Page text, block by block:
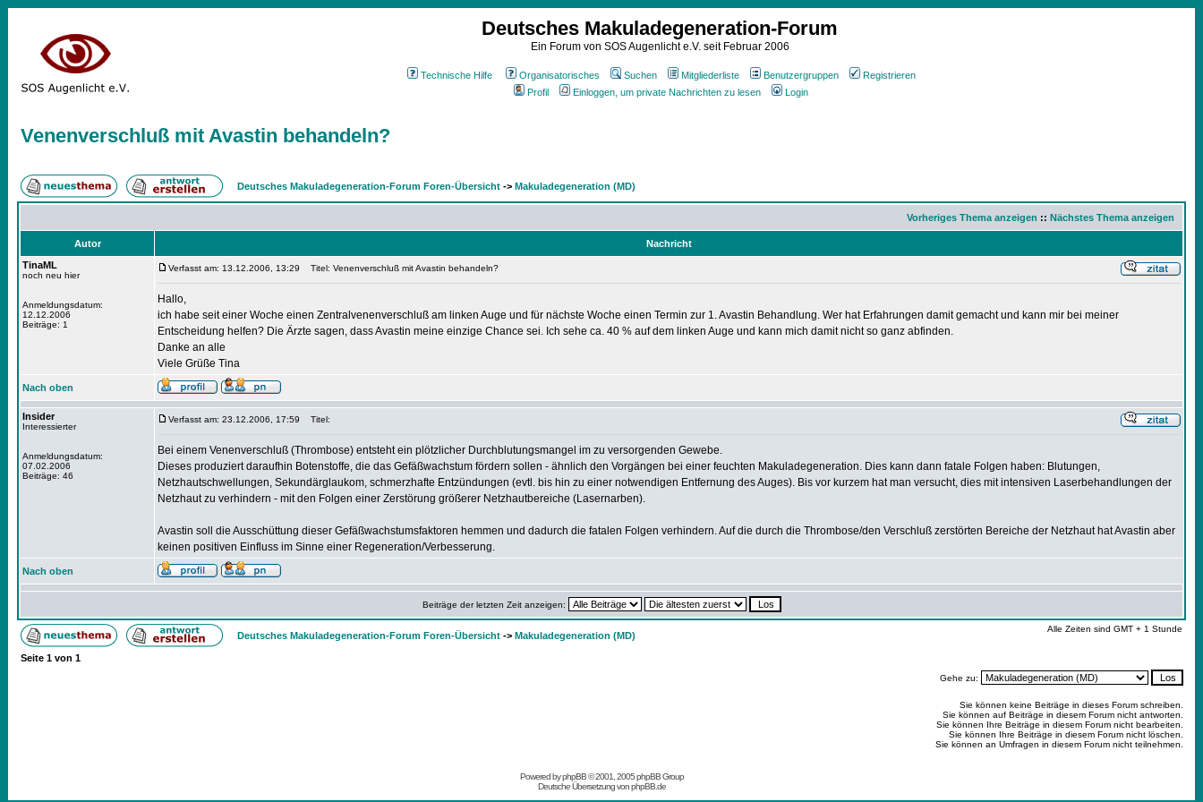
Deutsches Makuladegeneration-Forum
Ein Forum von SOS Augenlicht e.V. seit Februar 2006
Technische Hilfe Organisatorisches Suchen Mitgliederliste Benutzergruppen
Registrieren
Profil
Einloggen, um private Nachrichten zu lesen Login
Venenverschluß mit Avastin behandeln?
Deutsches Makuladegeneration-Forum Foren-Übersicht -> Makuladegeneration (MD)
Vorheriges Thema anzeigen :: Nächstes Thema anzeigen
Autor
Nachricht
TinaML
noch neu hier
Anmeldungsdatum:
12.12.2006
Beiträge: 1
Verfasst am: 13.12.2006, 13:29 Titel: Venenverschluß mit Avastin behandeln?
Hallo,
ich habe seit einer Woche einen Zentralvenenverschluß am linken Auge und für nächste Woche einen Termin zur 1. Avastin Behandlung. Wer hat Erfahrungen damit gemacht und kann mir bei meiner
Entscheidung helfen? Die Ärzte sagen, dass Avastin meine einzige Chance sei. Ich sehe ca. 40 % auf dem linken Auge und kann mich damit nicht so ganz abfinden.
Danke an alle
Viele Grüße Tina
Nach oben
Insider
Interessierter
Anmeldungsdatum:
07.02.2006
Beiträge: 46
Verfasst am: 23.12.2006, 17:59 Titel:
Bei einem Venenverschluß (Thrombose) entsteht ein plötzlicher Durchblutungsmangel im zu versorgenden Gewebe.
Dieses produziert daraufhin Botenstoffe, die das Gefäßwachstum fördern sollen - ähnlich den Vorgängen bei einer feuchten Makuladegeneration. Dies kann dann fatale Folgen haben: Blutungen,
Netzhautschwellungen, Sekundärglaukom, schmerzhafte Entzündungen (evtl. bis hin zu einer notwendigen Entfernung des Auges). Bis vor kurzem hat man versucht, dies mit intensiven Laserbehandlungen der
Netzhaut zu verhindern - mit den Folgen einer Zerstörung größerer Netzhautbereiche (Lasernarben).
Avastin soll die Ausschüttung dieser Gefäßwachstumsfaktoren hemmen und dadurch die fatalen Folgen verhindern. Auf die durch die Thrombose/den Verschluß zerstörten Bereiche der Netzhaut hat Avastin aber
keinen positiven Einfluss im Sinne einer Regeneration/Verbesserung.
Nach oben
Beiträge der letzten Zeit anzeigen:
Deutsches Makuladegeneration-Forum Foren-Übersicht -> Makuladegeneration (MD)
Alle Zeiten sind GMT + 1 Stunde
Seite 1 von 1
Gehe zu:
Sie können keine Beiträge in dieses Forum schreiben.
Sie können auf Beiträge in diesem Forum nicht antworten.
Sie können Ihre Beiträge in diesem Forum nicht bearbeiten.
Sie können Ihre Beiträge in diesem Forum nicht löschen.
Sie können an Umfragen in diesem Forum nicht teilnehmen.
Powered byphpBB© 2001, 2005 phpBB Group
Deutsche Übersetzung vonphpBB.de